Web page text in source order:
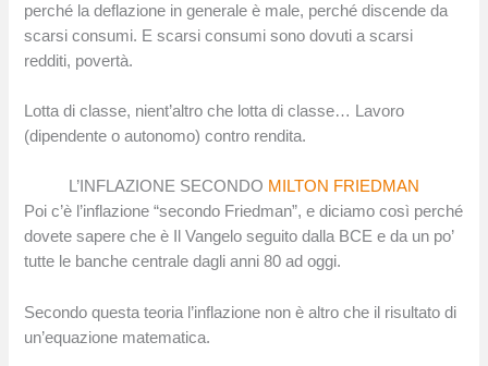
perché la deflazione in generale è male, perché discende da
scarsi consumi. E scarsi consumi sono dovuti a scarsi
redditi, povertà.
Lotta di classe, nient’altro che lotta di classe… Lavoro
(dipendente o autonomo) contro rendita.
L’INFLAZIONE SECONDO MILTON FRIEDMAN
Poi c’è l’inflazione “secondo Friedman”, e diciamo così perché
dovete sapere che è Il Vangelo seguito dalla BCE e da un po’
tutte le banche centrale dagli anni 80 ad oggi.
Secondo questa teoria l’inflazione non è altro che il risultato di
un’equazione matematica.